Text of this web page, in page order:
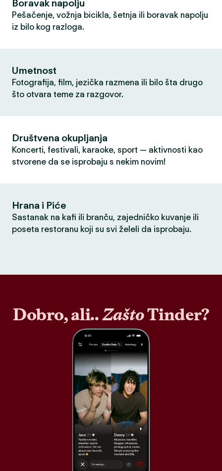
Boravak napolju
Pešačenje, vožnja bicikla, šetnja ili boravak napolju
iz bilo kog razloga.
Umetnost
Fotografija, film, jezička razmena ili bilo šta drugo
što otvara teme za razgovor.
Društvena okupljanja
Koncerti, festivali, karaoke, sport — aktivnosti kao
stvorene da se isprobaju s nekim novim!
Hrana i Piće
Sastanak na kafi ili branču, zajedničko kuvanje ili
poseta restoranu koji su svi želeli da isprobaju.
Dobro, ali..ZaštoTinder?